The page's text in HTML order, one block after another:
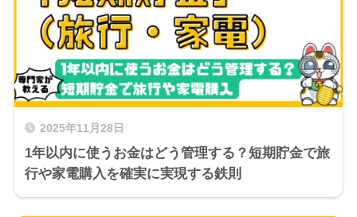
2025年11月28日
1年以内に使うお金はどう管理する？短期貯金で旅
行や家電購入を確実に実現する鉄則